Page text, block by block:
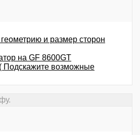
и размер сторон
на GF 8600GT
Подскажите возможные